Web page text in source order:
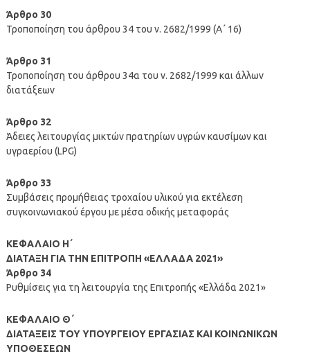
Άρθρο 30
Τροποποίηση του άρθρου 34 του ν. 2682/1999 (Α΄ 16)
Άρθρο 31
Τροποποίηση του άρθρου 34α του ν. 2682/1999 και άλλων
διατάξεων
Άρθρο 32
Άδειες λειτουργίας μικτών πρατηρίων υγρών καυσίμων και
υγραερίου (LPG)
Άρθρο 33
Συμβάσεις προμήθειας τροχαίου υλικού για εκτέλεση
συγκοινωνιακού έργου με μέσα οδικής μεταφοράς
ΚΕΦΑΛΑΙΟ Η΄
ΔΙΑΤΑΞΗ ΓΙΑ ΤΗΝ ΕΠΙΤΡΟΠΗ «ΕΛΛΑΔΑ 2021»
Άρθρο 34
Ρυθμίσεις για τη λειτουργία της Επιτροπής «Ελλάδα 2021»
ΚΕΦΑΛΑΙΟ Θ΄
ΔΙΑΤΑΞΕΙΣ ΤΟΥ ΥΠΟΥΡΓΕΙΟΥ ΕΡΓΑΣΙΑΣ ΚΑΙ ΚΟΙΝΩΝΙΚΩΝ
ΥΠΟΘΕΣΕΩΝ